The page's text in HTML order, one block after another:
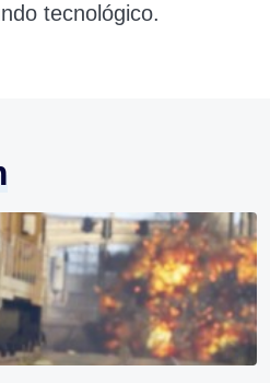
tecnológico.